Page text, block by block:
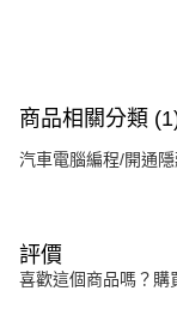
商品相關分類
汽車電腦編程/開通
評價
喜歡這個商品嗎？購